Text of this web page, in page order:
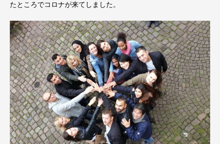
たところでコロナが来てしました。